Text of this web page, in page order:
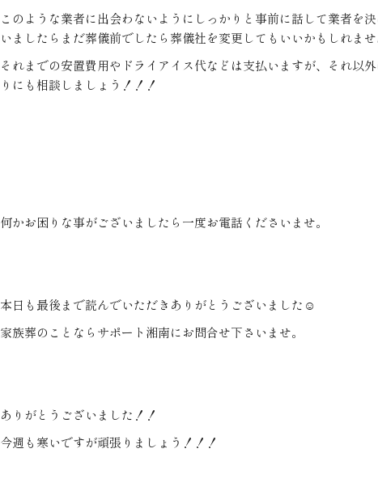
このような業者に出会わないようにしっかりと事前に話して業者を
いましたらまだ葬儀前でしたら葬儀社を変更してもいいかもしれませ
それまでの安置費用やドライアイス代などは支払いますが、それ以
りにも相談しましょう！！！
何かお困りな事がございましたら一度お電話くださいませ。
本日も最後まで読んでいただきありがとうございました☺
家族葬のことならサポート湘南にお問合せ下さいませ。
ありがとうございました！！
今週も寒いですが頑張りましょう！！！